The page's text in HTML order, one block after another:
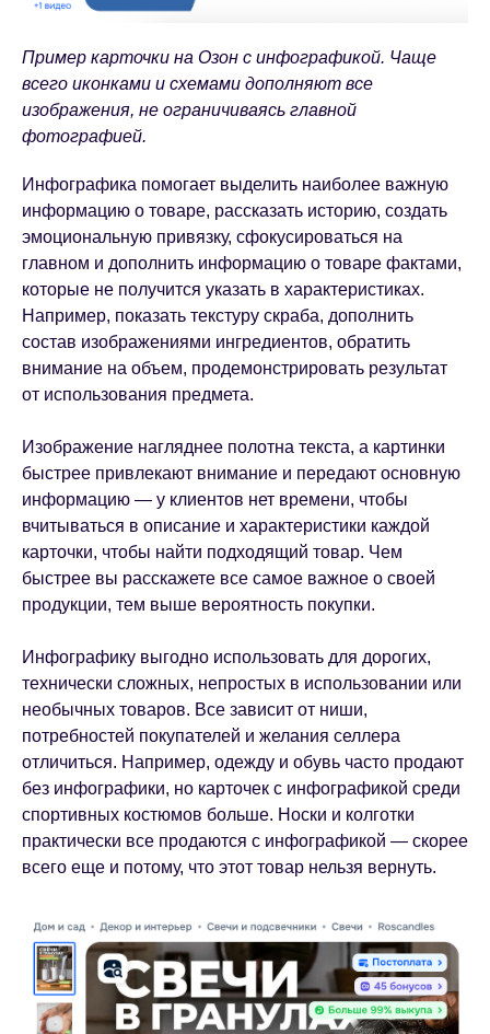
Пример карточки на Озон с инфографикой. Чаще
всего иконками и схемами дополняют все
изображения, не ограничиваясь главной
фотографией.
Инфографика помогает выделить наиболее важную
информацию о товаре, рассказать историю, создать
эмоциональную привязку, сфокусироваться на
главном и дополнить информацию о товаре фактами,
которые не получится указать в характеристиках.
Например, показать текстуру скраба, дополнить
состав изображениями ингредиентов, обратить
внимание на объем, продемонстрировать результат
от использования предмета.
Изображение нагляднее полотна текста, а картинки
быстрее привлекают внимание и передают основную
информацию — у клиентов нет времени, чтобы
вчитываться в описание и характеристики каждой
карточки, чтобы найти подходящий товар. Чем
быстрее вы расскажете все самое важное о своей
продукции, тем выше вероятность покупки.
Инфографику выгодно использовать для дорогих,
технически сложных, непростых в использовании или
необычных товаров. Все зависит от ниши,
потребностей покупателей и желания селлера
отличиться. Например, одежду и обувь часто продают
без инфографики, но карточек с инфографикой среди
спортивных костюмов больше. Носки и колготки
практически все продаются с инфографикой — скорее
всего еще и потому, что этот товар нельзя вернуть.